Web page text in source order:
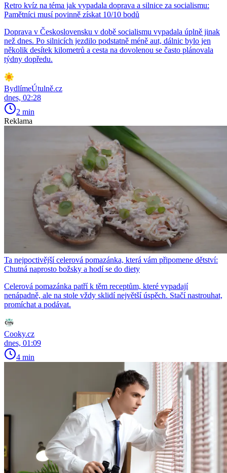
Retro kvíz na téma jak vypadala doprava a silnice za socialismu:
Pamětníci musí povinně získat 10/10 bodů
Doprava v Československu v době socialismu vypadala úplně jinak
než dnes. Po silnicích jezdilo podstatně méně aut, dálnic bylo jen
několik desítek kilometrů a cesta na dovolenou se často plánovala
týdny dopředu.
BydlímeÚtulně.cz
dnes, 02:28
2 min
Reklama
Ta nejpoctivější celerová pomazánka, která vám připomene dětství:
Chutná naprosto božsky a hodí se do diety
Celerová pomazánka patří k těm receptům, které vypadají
nenápadně, ale na stole vždy sklidí největší úspěch. Stačí nastrouhat,
promíchat a podávat.
Cooky.cz
dnes, 01:09
4 min